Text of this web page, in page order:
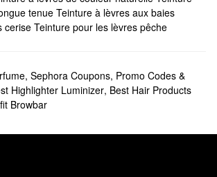
tenue Teinture à lèvres aux baies
cerise Teinture pour les lèvres pêche
, Sephora Coupons, Promo Codes &
Highlighter Luminizer, Best Hair Products
Browbar